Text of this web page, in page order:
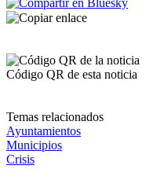
Código QR de esta noticia
Temas relacionados
Ayuntamientos
Municipios
Crisis